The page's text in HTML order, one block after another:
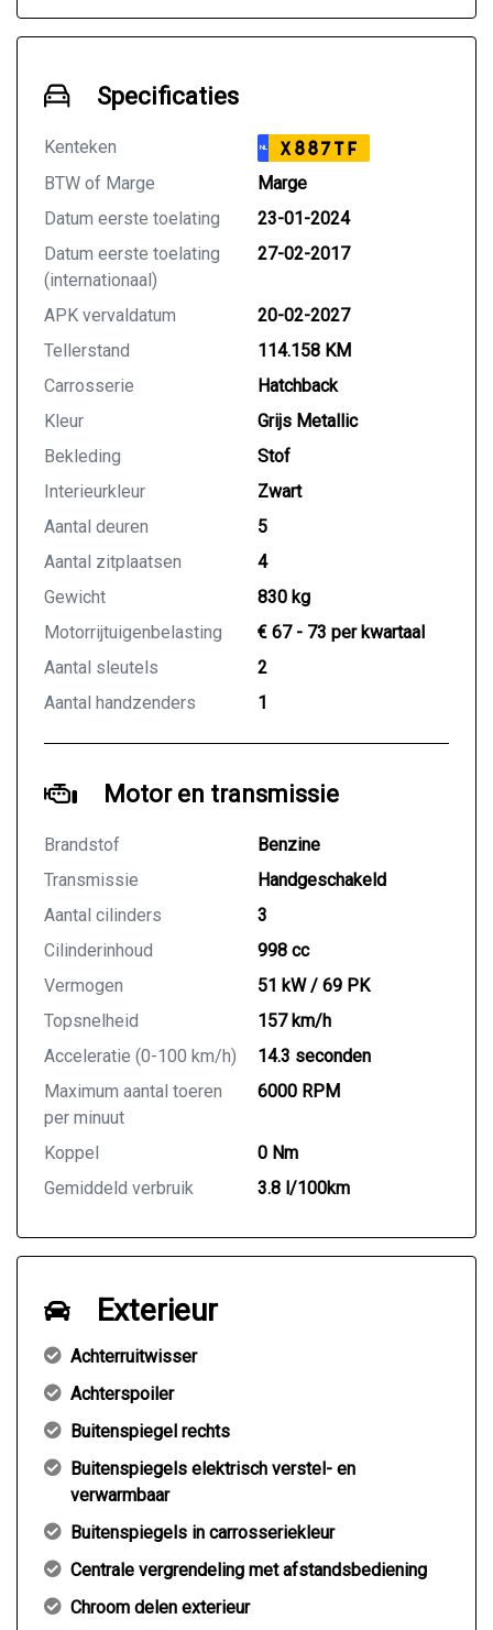
Specificaties
Kenteken NL X887TF
BTW of Marge
Marge
Datum eerste toelating
23-01-2024
Datum eerste toelating
(internationaal)
27-02-2017
APK vervaldatum
20-02-2027
Tellerstand
114.158 KM
Carrosserie
Hatchback
Kleur
Grijs Metallic
Bekleding
Stof
Interieurkleur
Zwart
Aantal deuren
5
Aantal zitplaatsen
4
Gewicht
830 kg
Motorrijtuigenbelasting
€ 67 - 73 per kwartaal
Aantal sleutels
2
Aantal handzenders
1
Motor en transmissie
Brandstof
Benzine
Transmissie
Handgeschakeld
Aantal cilinders
3
Cilinderinhoud
998 cc
Vermogen
51 kW / 69 PK
Topsnelheid
157 km/h
Acceleratie (0-100 km/h)
14.3 seconden
Maximum aantal toeren
per minuut
6000 RPM
Koppel
0 Nm
Gemiddeld verbruik
3.8 l/100km
Exterieur
Achterruitwisser
Achterspoiler
Buitenspiegel rechts
Buitenspiegels elektrisch verstel- en
verwarmbaar
Buitenspiegels in carrosseriekleur
Centrale vergrendeling met afstandsbediening
Chroom delen exterieur